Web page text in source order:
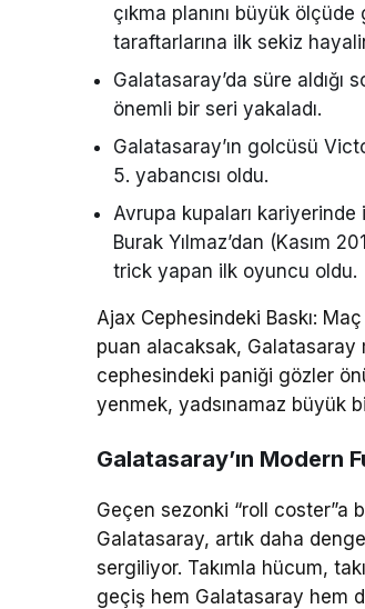
çıkma planını büyük
taraftarlarına ilk sekiz
Galatasaray’da süre aldığı
önemli bir seri yakaladı.
Galatasaray’ın golcüsü
5. yabancısı oldu.
Avrupa kupaları
Burak Yılmaz’dan (Kasım
trick yapan ilk oyuncu oldu.
Ajax Cephesindeki Baskı:
puan alacaksak, Galatasaray
cephesindeki paniği gözler
yenmek, yadsınamaz büyük
Galatasaray’ın Modern
Geçen sezonki “roll coster”a
Galatasaray, artık daha
sergiliyor. Takımla hücum,
geçiş hem Galatasaray hem